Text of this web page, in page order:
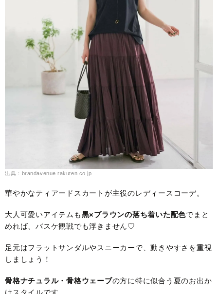
出典：brandavenue.rakuten.co.jp
華やかなティアードスカートが主役のレディースコーデ。
大人可愛いアイテムも黒×ブラウンの落ち着いた配色でまと
めれば、バスケ観戦でも浮きません♡
足元はフラットサンダルやスニーカーで、動きやすさを重視
しましょう！
骨格ナチュラル・骨格ウェーブの方に特に似合う夏のお出か